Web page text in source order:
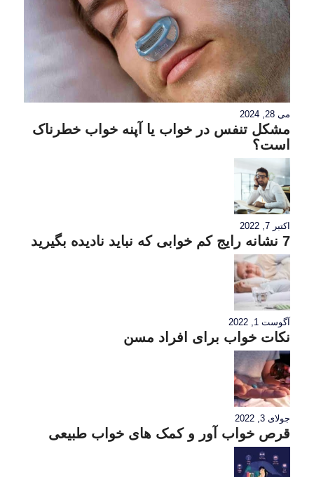
می 28, 2024
مشکل تنفس در خواب یا آپنه خواب خطرناک
است؟
اکتبر 7, 2022
7 نشانه رایج کم خوابی که نباید نادیده بگیرید
آگوست 1, 2022
نکات خواب برای افراد مسن
جولای 3, 2022
قرص خواب آور و کمک های خواب طبیعی